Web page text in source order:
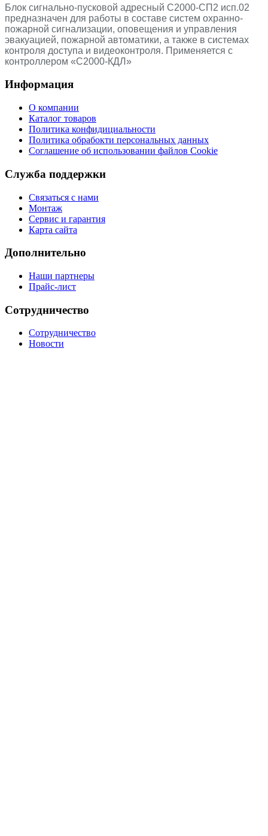
Блок сигнально-пусковой адресный С2000-СП2 исп.02
предназначен для работы в составе систем охранно-
пожарной сигнализации, оповещения и управления
эвакуацией, пожарной автоматики, а также в системах
контроля доступа и видеоконтроля. Применяется с
контроллером «С2000-КДЛ»
Информация
О компании
Каталог товаров
Политика конфидициальности
Политика обрабокти персональных данных
Соглашение об использовании файлов Cookie
Служба поддержки
Связаться с нами
Монтаж
Сервис и гарантия
Карта сайта
Дополнительно
Наши партнеры
Прайс-лист
Сотрудничество
Сотрудничество
Новости